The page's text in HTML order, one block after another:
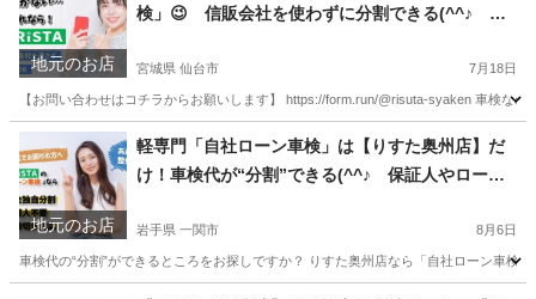
地元のお店
検」😉 信販会社を使わずに分割できる(^^♪ 保
れでも対応します
宮城県 仙台市 7月18日
【お問い合わせはコチラからお願いします】 https://form.run/@risuta-syaken 車検な
宮城 仙台市 車検
地元のお店
軽専門「自社ローン車検」は【りすた奥州店】だ
け！車検代が“分割”できる(^^♪ 保証人やローン
岩手県 一関市 8月6日
車検代の“分割”ができるところをお探しですか？ りすた奥州店なら「自社ローン車